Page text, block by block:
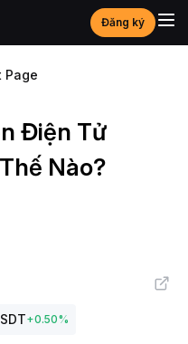
Đăng ký
Page
Điện Tử
Nào?
+0.50%